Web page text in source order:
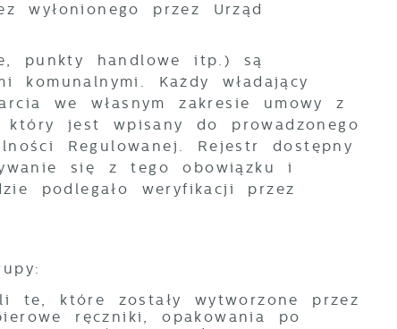
wyłonionego przez Urząd
punkty handlowe itp.) są
komunalnymi. Każdy władający
we własnym zakresie umowy z
który jest wpisany do prowadzonego
Regulowanej. Rejestr dostępny
się z tego obowiązku i
podlegało weryfikacji przez
te, które zostały wytworzone przez
ręczniki, opakowania po